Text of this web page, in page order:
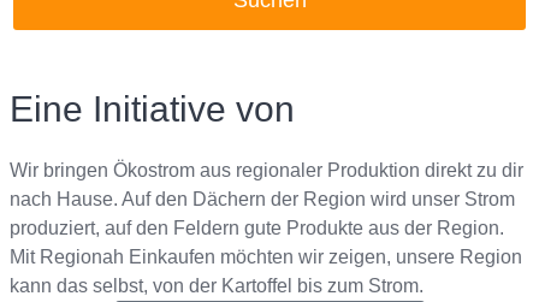
Eine Initiative von
Wir bringen Ökostrom aus regionaler Produktion direkt zu dir
nach Hause. Auf den Dächern der Region wird unser Strom
produziert, auf den Feldern gute Produkte aus der Region.
Mit Regionah Einkaufen möchten wir zeigen, unsere Region
kann das selbst, von der Kartoffel bis zum Strom.